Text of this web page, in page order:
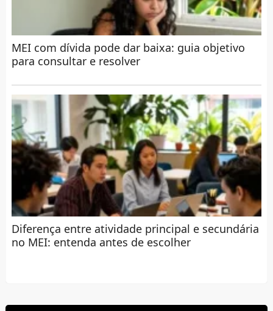
MEI com dívida pode dar baixa: guia objetivo
para consultar e resolver
Diferença entre atividade principal e secundária
no MEI: entenda antes de escolher